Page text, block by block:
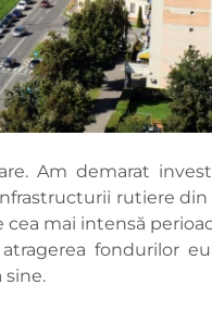
Am demarat
rutiere
mai intensă
fondurilor
sine.